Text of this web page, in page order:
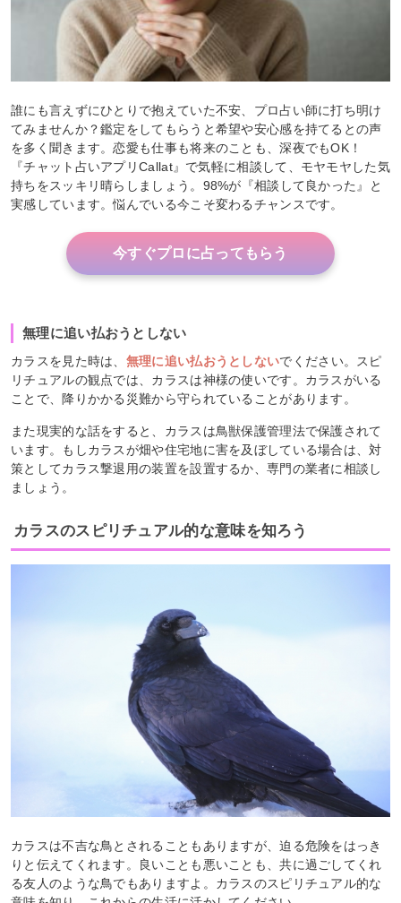
誰にも言えずにひとりで抱えていた不安、プロ占い師に打ち明け
てみませんか？鑑定をしてもらうと希望や安心感を持てるとの声
を多く聞きます。恋愛も仕事も将来のことも、深夜でもOK！
『チャット占いアプリCallat』で気軽に相談して、モヤモヤした気
持ちをスッキリ晴らしましょう。98%が『相談して良かった』と
実感しています。悩んでいる今こそ変わるチャンスです。
今すぐプロに占ってもらう
無理に追い払おうとしない
カラスを見た時は、 無理に追い払おうとしないでください。スピ
リチュアルの観点では、カラスは神様の使いです。カラスがいる
ことで、降りかかる災難から守られていることがあります。
また現実的な話をすると、カラスは鳥獣保護管理法で保護されて
います。もしカラスが畑や住宅地に害を及ぼしている場合は、対
策としてカラス撃退用の装置を設置するか、専門の業者に相談し
ましょう。
カラスのスピリチュアル的な意味を知ろう
カラスは不吉な鳥とされることもありますが、迫る危険をはっき
りと伝えてくれます。良いことも悪いことも、共に過ごしてくれ
る友人のような鳥でもありますよ。カラスのスピリチュアル的な